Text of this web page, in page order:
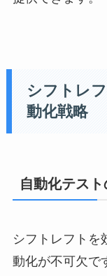
シフトレ
動化戦略
自動化テス
シフトレフトを
動化が不可欠で